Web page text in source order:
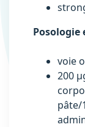
voie
200
pâte/